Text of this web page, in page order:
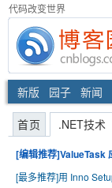
代码改变世界
新版 园子 新闻
首页 .NET技术
[编辑推荐]ValueTask
[最多推荐]用 Inno